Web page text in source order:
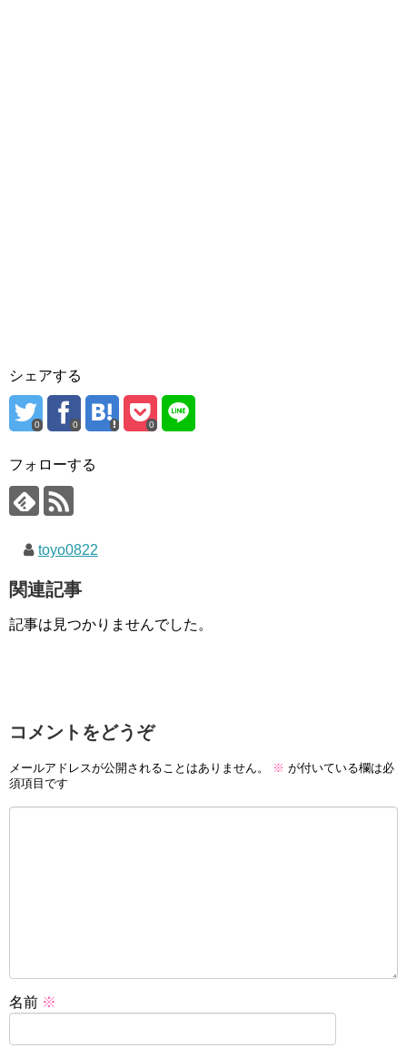
シェアする
0 0 0
フォローする
toyo0822
関連記事
記事は見つかりませんでした。
コメントをどうぞ
メールアドレスが公開されることはありません。 ※ が付いている欄は必
須項目です
名前 ※